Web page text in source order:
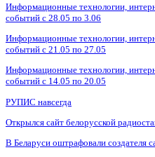
Информационные технологии,
событий с 28.05 по 3.06
Информационные технологии,
событий с 21.05 по 27.05
Информационные технологии,
событий с 14.05 по 20.05
РУПИС навсегда
Открылся сайт белорусской
В Беларуси оштрафовали создателя